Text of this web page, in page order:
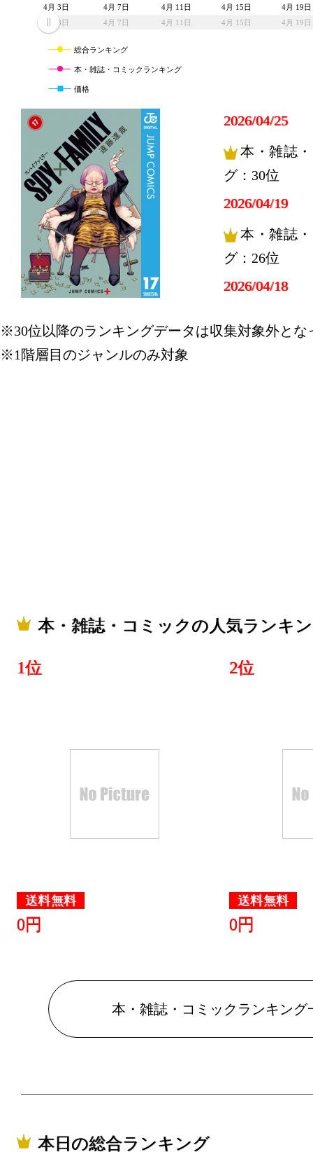
4月 3日 4月 7日 4月 11日 4月 15日 4月 19日
4月 3日 4月 7日 4月 11日 4月 15日 4月 19日
総合ランキング
本・雑誌・コミックランキング
価格
2026/04/25
本・雑誌
グ：30位
2026/04/19
本・雑誌
グ：26位
2026/04/18
グ：21位
2026/04/11
グ：15位
本・雑誌
グ：17位
本・雑誌
グ：10位
※30位以降のランキングデータは収集対象外とな
※1階層目のジャンルのみ対象
本・雑誌・コミックの人気ランキ
1位
送料無料
0円
2位
送料無料
0円
本・雑誌・コミックランキング
本日の総合ランキング